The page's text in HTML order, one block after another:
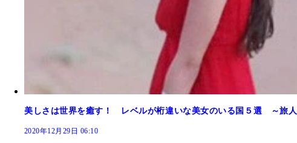
美しさは世界を癒す！ レベルが桁違いな美女のいる国５選 ～旅人
2020年12月29日 06:10